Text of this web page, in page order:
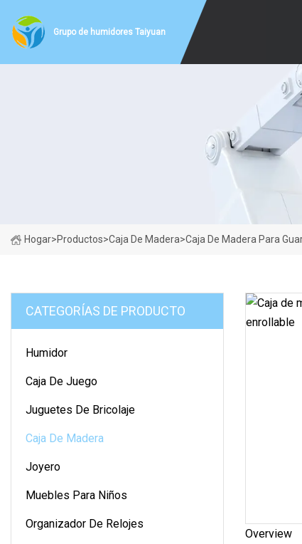
Grupo de humidores Taiyuan
Hogar>Productos>Caja De Madera>Caja De Madera Para
CATEGORÍAS DE PRODUCTO
Humidor
Caja De Juego
Juguetes De Bricolaje
Caja De Madera
Joyero
Muebles Para Niños
Organizador De Relojes
Overview